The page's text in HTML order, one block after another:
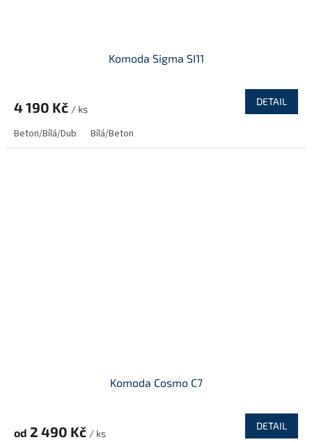
Komoda Sigma SI11
4 190 Kč / ks
DETAIL
Beton/Bílá/Dub Bílá/Beton
Komoda Cosmo C7
od 2 490 Kč / ks
DETAIL